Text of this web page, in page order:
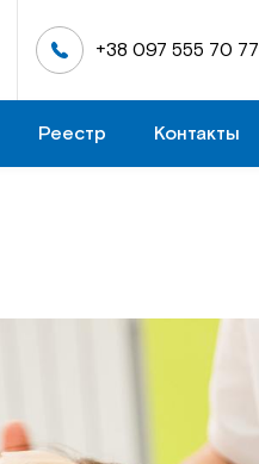
+38 097 555 70 77
Реестр Контакты